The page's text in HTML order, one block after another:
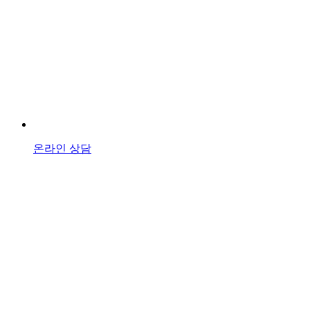
온라인 상담